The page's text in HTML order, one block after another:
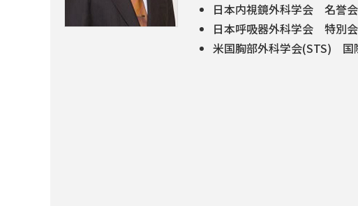
日本内視鏡外科学会 名誉
日本呼吸器外科学会 特別
米国胸部外科学会(STS) 国